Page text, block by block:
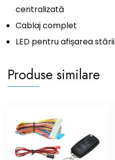
centralizată
Cablaj complet
LED pentru afișarea stării
Produse similare